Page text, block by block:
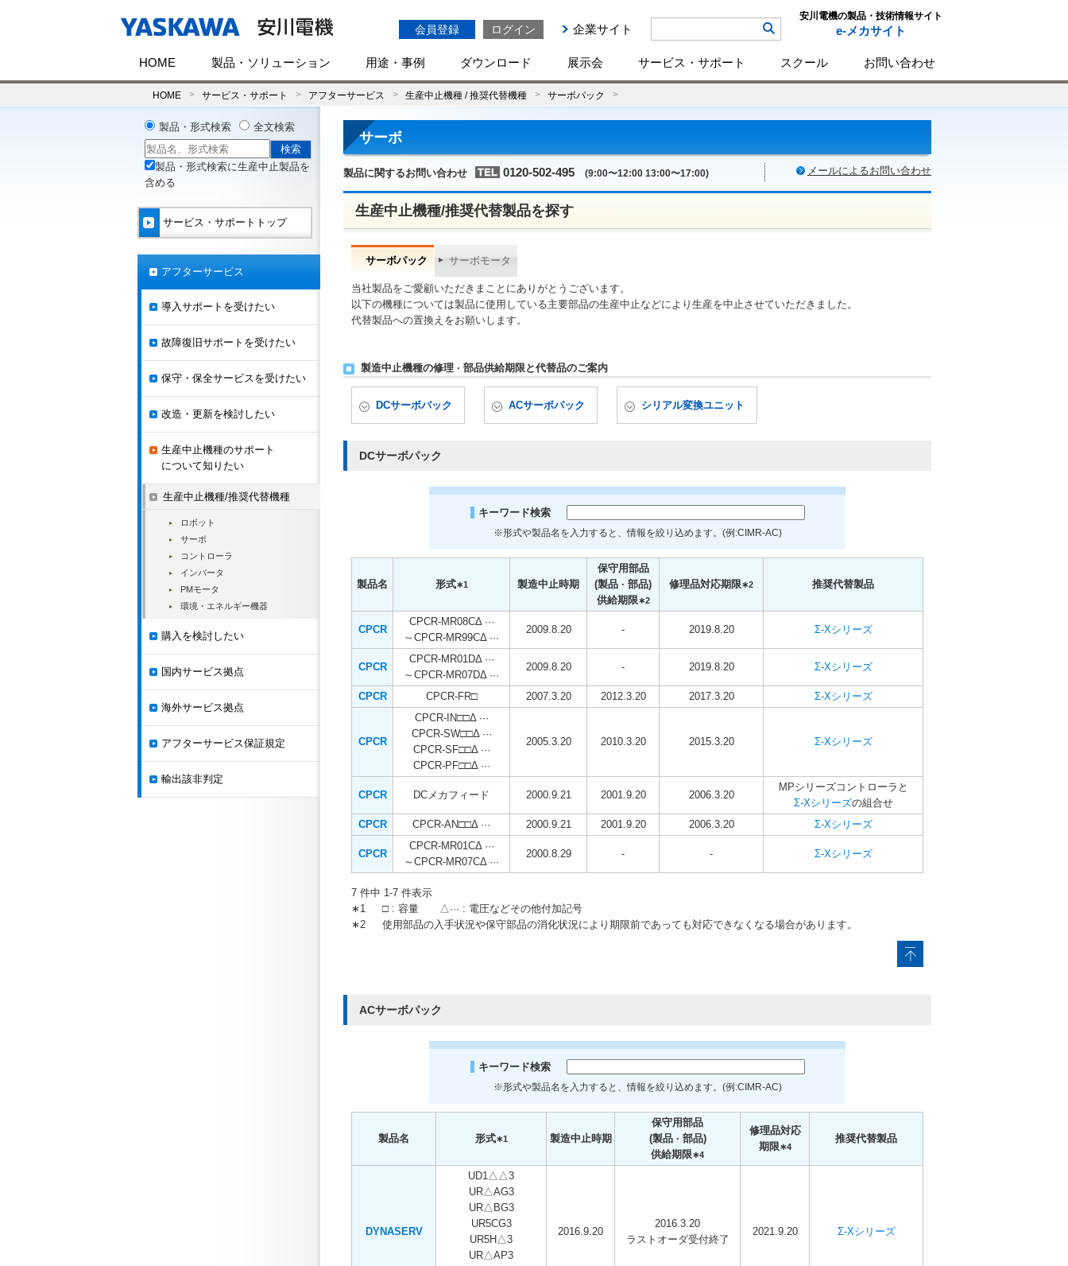
会員登録 ログイン 企業サイト
安川電機の製品・技術情報サイト
e-メカサイト
HOME 製品・ソリューション 用途・事例 ダウンロード 展示会 サービス・サポート スクール お問い合わせ
HOME サービス・サポート アフターサービス 生産中止機種 / 推奨代替機種 サーボパック
サーボ
製品に関するお問い合わせ 0120-502-495 (9:00〜12:00 13:00〜17:00) メールによるお問い合わせ
生産中止機種/推奨代替製品を探す
サーボパック サーボモータ
当社製品をご愛顧いただきまことにありがとうございます。
以下の機種については製品に使用している主要部品の生産中止などにより生産を中止させていただきました。
代替製品への置換えをお願いします。
製造中止機種の修理 · 部品供給期限と代替品のご案内
DCサーボパック ACサーボパック シリアル変換ユニット
DCサーボパック
キーワード検索
※形式や製品名を入力すると、情報を絞り込めます。(例:CIMR-AC)
製品名 形式∗1 製造中止時期
保守用部品
(製品 · 部品)
供給期限∗2
修理品対応期限∗2 推奨代替製品
CPCR
CPCR-MR08CΔ ···
～CPCR-MR99CΔ ···
2009.8.20 - 2019.8.20 Σ-Xシリーズ
CPCR
CPCR-MR01DΔ ···
～CPCR-MR07DΔ ···
2009.8.20 - 2019.8.20 Σ-Xシリーズ
CPCR CPCR-FR□ 2007.3.20 2012.3.20 2017.3.20 Σ-Xシリーズ
CPCR
CPCR-IN□□Δ ···
CPCR-SW□□Δ ···
CPCR-SF□□Δ ···
CPCR-PF□□Δ ···
2005.3.20 2010.3.20 2015.3.20 Σ-Xシリーズ
CPCR DCメカフィード 2000.9.21 2001.9.20 2006.3.20
MPシリーズコントローラと
Σ-Xシリーズの組合せ
CPCR
CPCR-AN□□Δ ··· 2000.9.21 2001.9.20 2006.3.20 Σ-Xシリーズ
CPCR
CPCR-MR01CΔ ···
～CPCR-MR07CΔ ···
2000.8.29 - - Σ-Xシリーズ
7 件中 1-7 件表示
∗1
□ : 容量 △··· : 電圧などその他付加記号
∗2
使用部品の入手状況や保守部品の消化状況により期限前であっても対応できなくなる場合があります。
ACサーボパック
キーワード検索
※形式や製品名を入力すると、情報を絞り込めます。(例:CIMR-AC)
製品名 形式∗1 製造中止時期
保守用部品
(製品 · 部品)
供給期限∗4
修理品対応
期限∗4
推奨代替製品
DYNASERV
UD1△△3
UR△AG3
UR△BG3
UR5CG3
UR5H△3
UR△AP3
2016.9.20
2016.3.20
ラストオーダ受付終了
2021.9.20 Σ-Xシリーズ
製品・形式検索 全文検索
製品・形式検索に生産中止製品を
含める
サービス・サポートトップ
アフターサービス
導入サポートを受けたい
故障復旧サポートを受けたい
保守・保全サービスを受けたい
改造・更新を検討したい
生産中止機種のサポート
について知りたい
生産中止機種/推奨代替機種
ロボット
サーボ
コントローラ
インバータ
PMモータ
環境・エネルギー機器
購入を検討したい
国内サービス拠点
海外サービス拠点
アフターサービス保証規定
輸出該非判定